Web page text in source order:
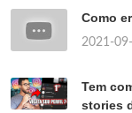
Como
2021-
Tem
stories